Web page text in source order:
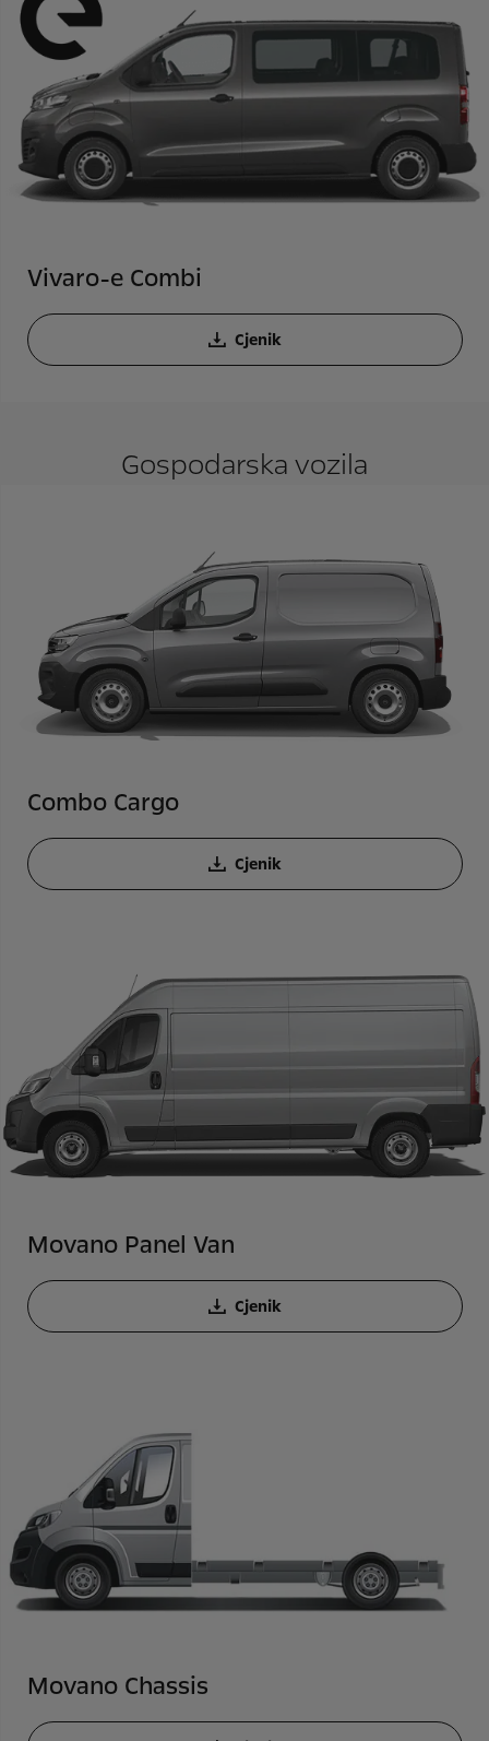
Vivaro-e Combi
Cjenik
Gospodarska vozila
Combo Cargo
Cjenik
Movano Panel Van
Cjenik
Movano Chassis